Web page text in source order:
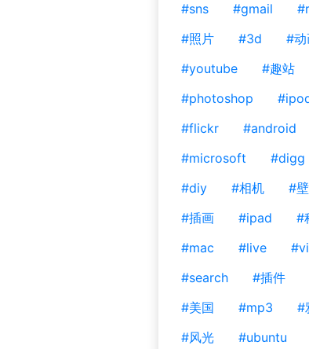
#sns
#gmail
#照片
#3d
#动
#youtube
#趣站
#photoshop
#flickr
#android
#microsoft
#digg
#diy
#相机
#
#插画
#ipad
#
#mac
#live
#search
#插件
#美国
#mp3
#
#风光
#ubuntu